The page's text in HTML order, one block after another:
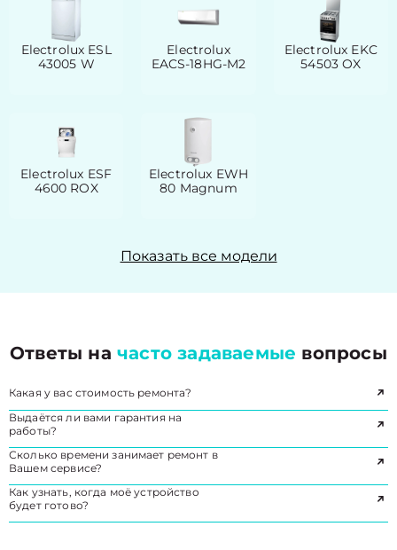
Electrolux ESL
43005 W
Electrolux
EACS-18HG-M2
Electrolux EKC
54503 OX
Electrolux ESF
4600 ROX
Electrolux EWH
80 Magnum
Показать все модели
Ответы начасто задаваемые вопросы
Какая у вас стоимость ремонта?
Выдаётся ли вами гарантия на
работы?
Сколько времени занимает ремонт в
Вашем сервисе?
Как узнать, когда моё устройство
будет готово?